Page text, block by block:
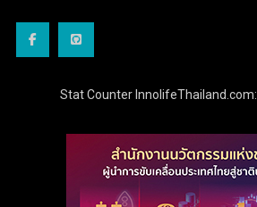
Stat Counter InnolifeThailand.com: